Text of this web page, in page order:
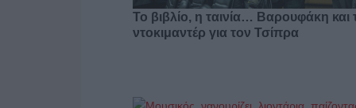
Το βιβλίο, η ταινία… Βαρουφάκη και
ντοκιμαντέρ για τον Τσίπρα